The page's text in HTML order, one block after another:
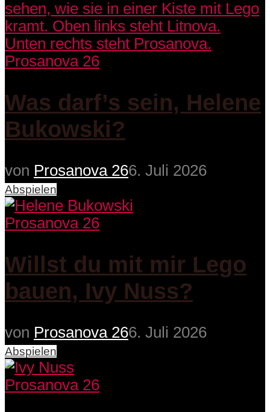
Prosanova 26
Was darf’s sein, Helene
Bukowski?
von Prosanova 266. Juli 2026
Abspielen
Prosanova 26
Willst du mit mir Lego
bauen, Ivy Nuss?
von Prosanova 266. Juli 2026
Abspielen
Prosanova 26